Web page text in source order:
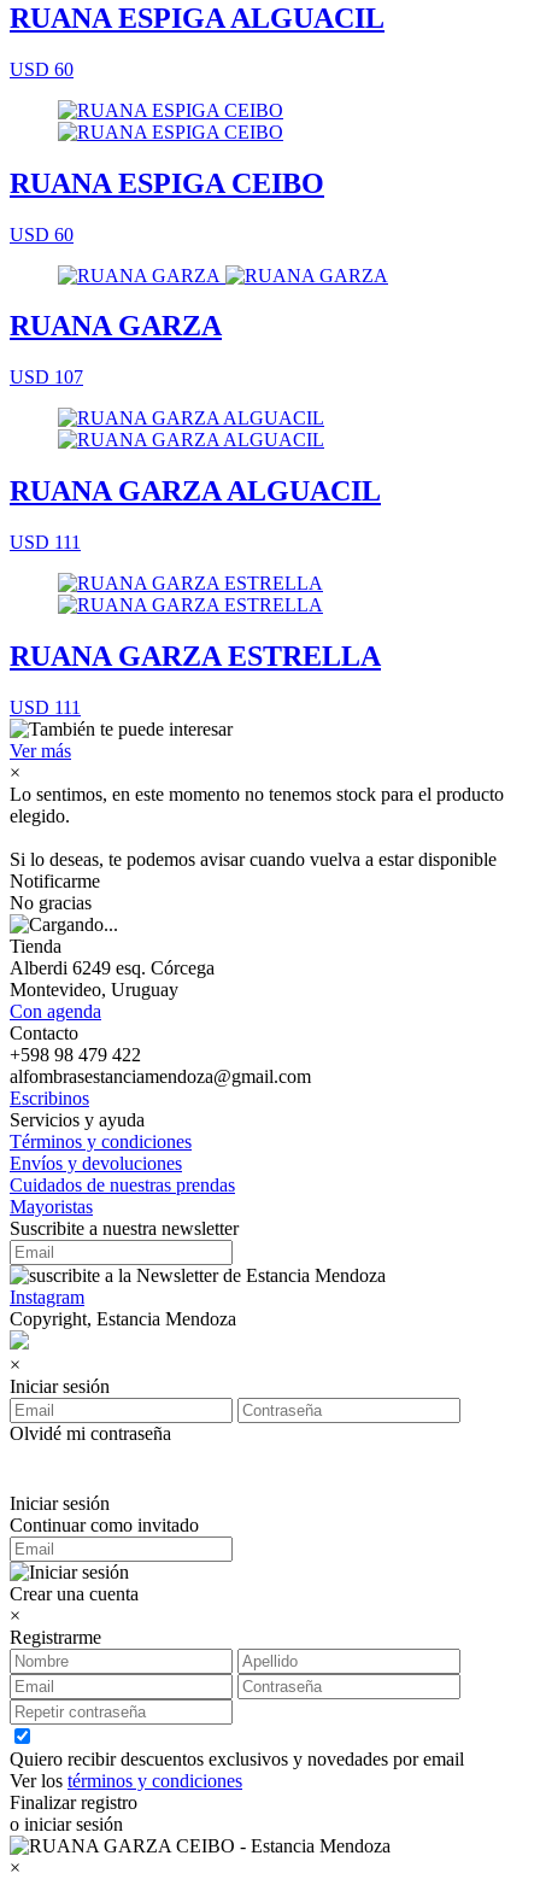
RUANA ESPIGA ALGUACIL
USD 60
RUANA ESPIGA CEIBO
USD 60
RUANA GARZA
USD 107
RUANA GARZA ALGUACIL
USD 111
RUANA GARZA ESTRELLA
USD 111
Ver más
×
Lo sentimos, en este momento no tenemos stock para el producto
elegido.
Si lo deseas, te podemos avisar cuando vuelva a estar disponible
Notificarme
No gracias
Tienda
Alberdi 6249 esq. Córcega
Montevideo, Uruguay
Con agenda
Contacto
+598 98 479 422
alfombrasestanciamendoza@gmail.com
Escribinos
Servicios y ayuda
Términos y condiciones
Envíos y devoluciones
Cuidados de nuestras prendas
Mayoristas
Suscribite a nuestra newsletter
Instagram
Copyright, Estancia Mendoza
×
Iniciar sesión
Olvidé mi contraseña
Iniciar sesión
Continuar como invitado
Crear una cuenta
×
Registrarme
Quiero recibir descuentos exclusivos y novedades por email
Ver los términos y condiciones
Finalizar registro
o iniciar sesión
×